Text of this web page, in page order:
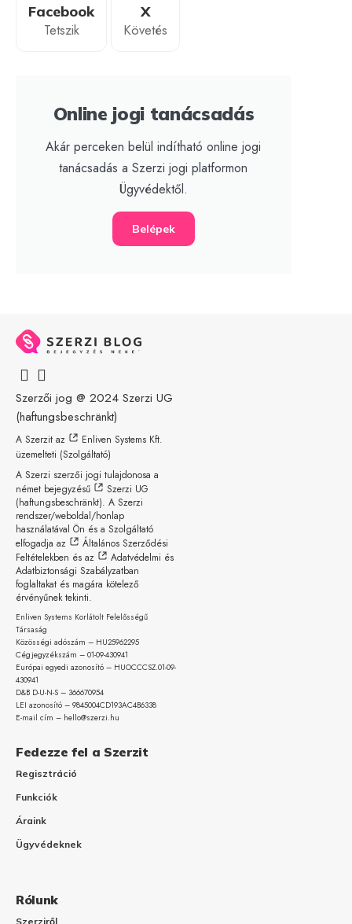
Facebook
Tetszik
X
Követés
Online jogi tanácsadás
Akár perceken belül indítható online jogi
tanácsadás a Szerzi jogi platformon
Ügyvédektől.
Belépek
Szerzői jog @ 2024 Szerzi UG
(haftungsbeschränkt)
A Szerzit az
Enliven Systems Kft.
üzemelteti (Szolgáltató)
A Szerzi szerzői jogi tulajdonosa a
német bejegyzésű
Szerzi UG
(haftungsbeschränkt). A Szerzi
rendszer/weboldal/honlap
használatával Ön és a Szolgáltató
elfogadja az
Általános Szerződési
Feltételekben és az
Adatvédelmi és
Adatbiztonsági Szabályzatban
foglaltakat és magára kötelező
érvényűnek tekinti.
Enliven Systems Korlátolt Felelősségű
Társaság
Közösségi adószám – HU25962295
Cégjegyzékszám – 01-09-430941
Európai egyedi azonosító – HUOCCCSZ.01-09-
430941
D&B D-U-N-S – 366670954
LEI azonosító – 9845004CD193AC4B6338
E-mail cím – hello@szerzi.hu
Fedezze fel a Szerzit
Regisztráció
Funkciók
Áraink
Ügyvédeknek
Rólunk
Szerziről